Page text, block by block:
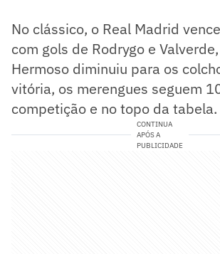
No clássico, o Real Madrid
com gols de Rodrygo e
Hermoso diminuiu para os
vitória, os merengues seguem
competição e no topo da tabela.
CONTINUA
APÓS A
PUBLICIDADE